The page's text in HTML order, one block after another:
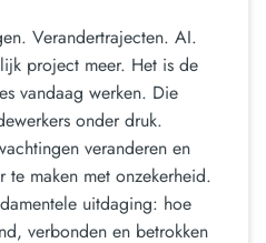
Verandertrajecten. AI.
project meer. Het is de
vandaag werken. Die
onder druk.
veranderen en
te maken met onzekerheid.
uitdaging: hoe
verbonden en betrokken